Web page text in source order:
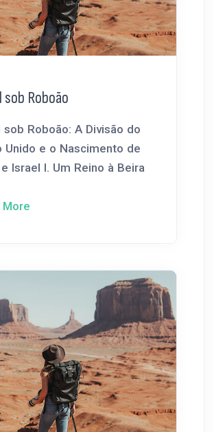
sob Roboão
sob Roboão: A Divisão do
Unido e o Nascimento de
Israel I. Um Reino à Beira
More